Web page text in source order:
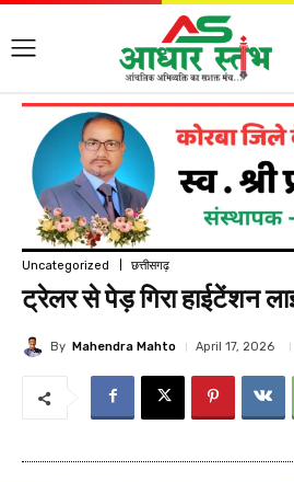
Uncategorized छत्तीसगढ़
ट्रेलर से पेड़ गिरा हाईटेंशन
By Mahendra Mahto April 17, 2026